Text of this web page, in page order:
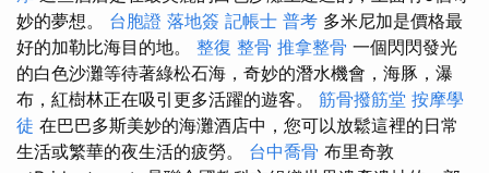
妙的夢想。 台胞證 落地簽 記帳士 普考 多米尼加是價格最
好的加勒比海目的地。 整復 整骨 推拿整骨 一個閃閃發光
的白色沙灘等待著綠松石海，奇妙的潛水機會，海豚，瀑
布，紅樹林正在吸引更多活躍的遊客。 筋骨撥筋堂 按摩學
徒 在巴巴多斯美妙的海灘酒店中，您可以放鬆這裡的日常
生活或繁華的夜生活的疲勞。 台中喬骨 布里奇敦